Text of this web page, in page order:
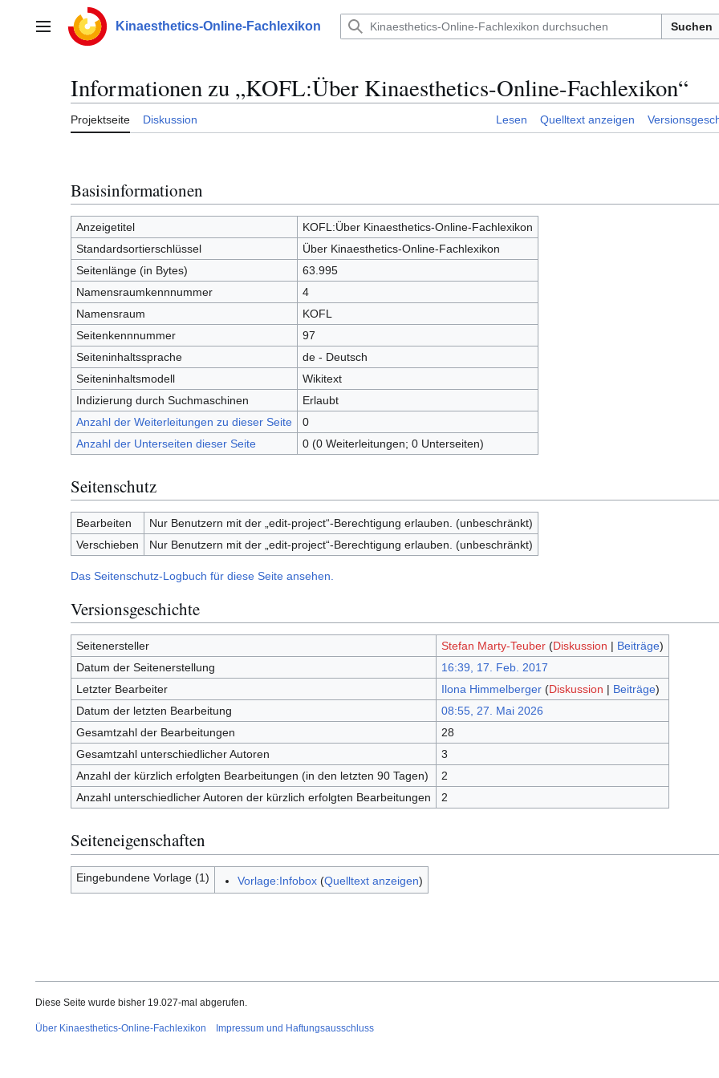
springenHauptmenü Kinaesthetics-Online-Fachlexikon Suchen
Informationen zu „KOFL:Über Kinaesthetics-Online-Fachlexikon“
Projektseite Diskussion Lesen Quelltext anzeigen
Basisinformationen
Anzeigetitel
KOFL:Über Kinaesthetics-Online-Fachlexikon
Standardsortierschlüssel
Über Kinaesthetics-Online-Fachlexikon
Seitenlänge (in Bytes)
63.995
Namensraumkennnummer
4
Namensraum
KOFL
Seitenkennnummer
97
Seiteninhaltssprache
de - Deutsch
Seiteninhaltsmodell
Wikitext
Indizierung durch Suchmaschinen
Erlaubt
Anzahl der Weiterleitungen zu dieser Seite
0
Anzahl der Unterseiten dieser Seite
0 (0 Weiterleitungen; 0 Unterseiten)
Seitenschutz
Bearbeiten
Nur Benutzern mit der „edit-project“-Berechtigung erlauben. (unbeschränkt)
Verschieben
Nur Benutzern mit der „edit-project“-Berechtigung erlauben. (unbeschränkt)
Das Seitenschutz-Logbuch für diese Seite ansehen.
Versionsgeschichte
Seitenersteller Stefan Marty-Teuber (Diskussion | Beiträge)
Datum der Seitenerstellung
16:39, 17. Feb. 2017
Letzter Bearbeiter
Ilona Himmelberger (Diskussion | Beiträge)
Datum der letzten Bearbeitung
08:55, 27. Mai 2026
Gesamtzahl der Bearbeitungen
28
Gesamtzahl unterschiedlicher Autoren
3
Anzahl der kürzlich erfolgten Bearbeitungen (in den letzten 90 Tagen)
2
Anzahl unterschiedlicher Autoren der kürzlich erfolgten Bearbeitungen
2
Seiteneigenschaften
Eingebundene Vorlage (1) Vorlage:Infobox(Quelltext anzeigen)
Diese Seite wurde bisher 19.027-mal abgerufen.
Über Kinaesthetics-Online-Fachlexikon Impressum und Haftungsausschluss